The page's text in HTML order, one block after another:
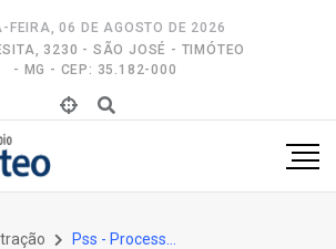
FEIRA, 06 DE AGOSTO DE 2026
3230 - SÃO JOSÉ - TIMÓTEO
- MG - CEP: 35.182-000